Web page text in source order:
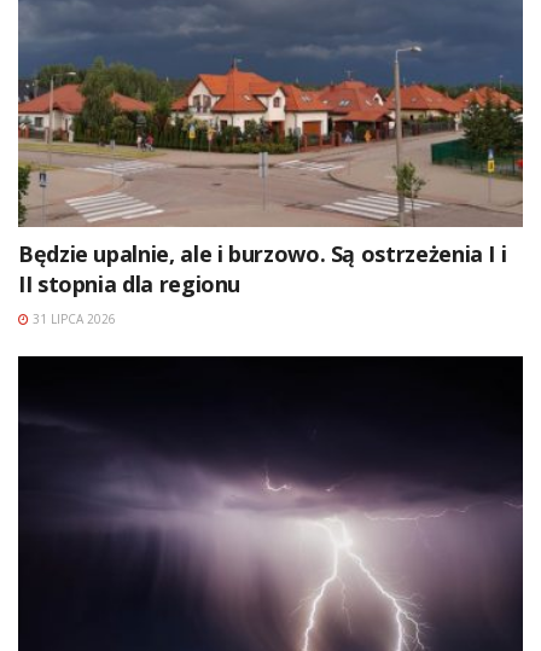
Będzie upalnie, ale i burzowo. Są ostrzeżenia I i
II stopnia dla regionu
31 LIPCA 2026